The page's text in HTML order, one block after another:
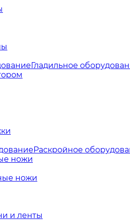
Гладильное
Раскройное
ножи
ножи
и ленты